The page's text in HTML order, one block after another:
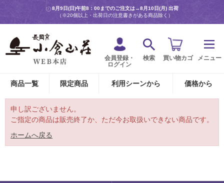
8月9日(日)午前8：00までのご注文は→8月10日(月) 出荷
（※20個以上・出荷日の注意書きがある商品除く）
会員登録・
ログイン
検索 買い物カゴ メニュー
商品一覧 限定商品 利用シーンから 価格から
申し訳ございません。
ご指定の商品は販売終了か、ただ今お取扱いできない商品です。
ホームへ戻る